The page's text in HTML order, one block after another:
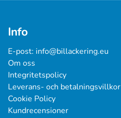
Info
E-post: info@billackering.eu
Om oss
Integritetspolicy
Leverans- och betalningsvillkor
Cookie Policy
Kundrecensioner